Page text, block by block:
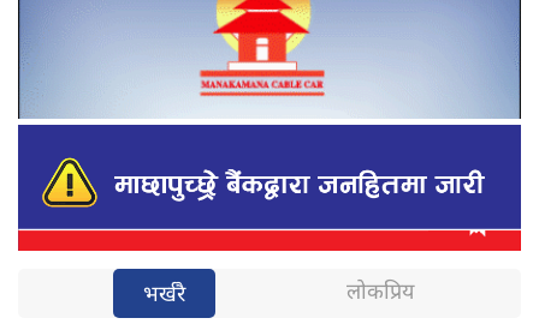
भर्खरै लोकप्रिय